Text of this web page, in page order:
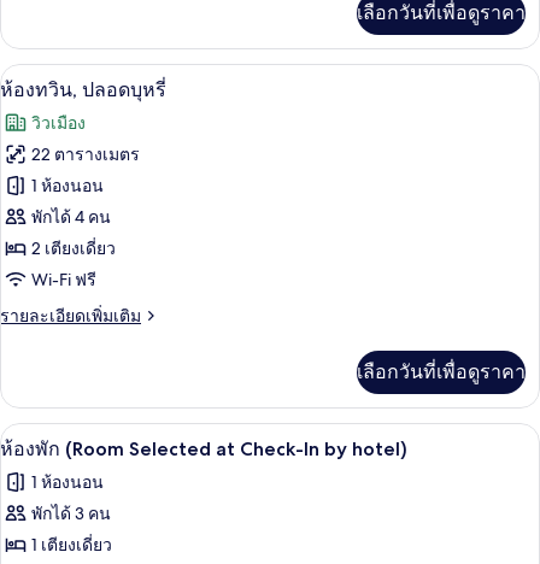
ไซส์
เตียง,
ปลอด
บุหรี่
(Queen)
เกี่ยว
กับ
ห้อง
เตียง
ควีน
ไซส์
เตียง,
ปลอด
บุหรี่
(Queen)
เลือกวันที่เพื่อดูราคา
เปิด
ภาพถ่าย
ทั้งหมด
ของ
ห้อง
ทวิน,
ปลอด
บุหรี่
ผ้านวมขนเป็ด, ตู้นิรภัยในห้องพัก, โต๊ะ
11
ห้องทวิน, ปลอดบุหรี่
วิวเมือง
22 ตารางเมตร
1 ห้องนอน
พักได้ 4 คน
2 เตียงเดี่ยว
Wi-Fi ฟรี
รายละเอียดเพิ่มเติม
ราย
เกี่ยว
กับ
ห้อง
น,
ปลอด
เลือกวันที่เพื่อดูราคา
เปิด
ภาพถ่าย
ทั้งหมด
ของ
ผ้านวมขนเป็ด, ตู้นิรภัยในห้องพัก, โต๊ะ
8
ห้องพัก (Room Selected at Check-In by hotel)
1 ห้องนอน
พักได้ 3 คน
1 เตียงเดี่ยว